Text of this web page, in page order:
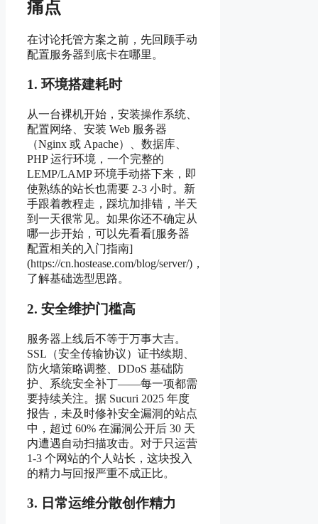
痛点
在讨论托管方案之前，先回顾手动
配置服务器到底卡在哪里。
1. 环境搭建耗时
从一台裸机开始，安装操作系统、
配置网络、安装 Web 服务器
（Nginx 或 Apache）、数据库、
PHP 运行环境，一个完整的
LEMP/LAMP 环境手动搭下来，即
使熟练的站长也需要 2-3 小时。新
手跟着教程走，踩坑加排错，半天
到一天很常见。如果你还不确定从
哪一步开始，可以先看看[服务器
配置相关的入门指南]
(https://cn.hostease.com/blog/server/)，
了解基础选型思路。
2. 安全维护门槛高
服务器上线后不等于万事大吉。
SSL（安全传输协议）证书续期、
防火墙策略调整、DDoS 基础防
护、系统安全补丁——每一项都需
要持续关注。据 Sucuri 2025 年度
报告，未及时修补安全漏洞的站点
中，超过 60% 在漏洞公开后 30 天
内遭遇自动扫描攻击。对于只运营
1-3 个网站的个人站长，这块投入
的精力与回报严重不成正比。
3. 日常运维分散创作精力